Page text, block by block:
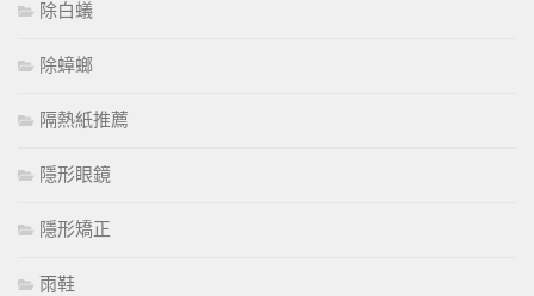
除白蟻
除蟑螂
隔熱紙推薦
隱形眼鏡
隱形矯正
雨鞋